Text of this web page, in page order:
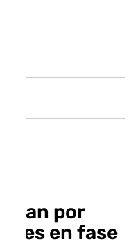
plan por
en fase